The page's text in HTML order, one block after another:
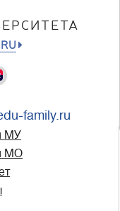
family.ru
МУ
МО